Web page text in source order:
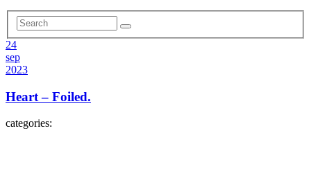
24
sep
2023
Heart – Foiled.
categories: